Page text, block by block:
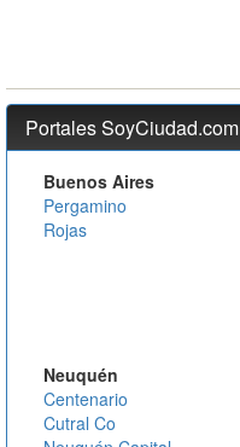
Portales SoyCiudad.com
Buenos Aires
Pergamino
Rojas
Neuquén
Centenario
Cutral Co